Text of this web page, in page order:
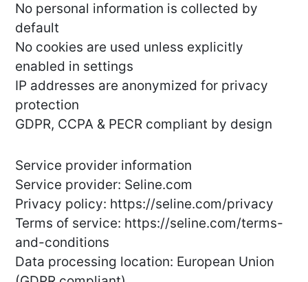
No personal information is collected by
default
No cookies are used unless explicitly
enabled in settings
IP addresses are anonymized for privacy
protection
GDPR, CCPA & PECR compliant by design
Service provider information
Service provider: Seline.com
Privacy policy: https://seline.com/privacy
Terms of service: https://seline.com/terms-
and-conditions
Data processing location: European Union